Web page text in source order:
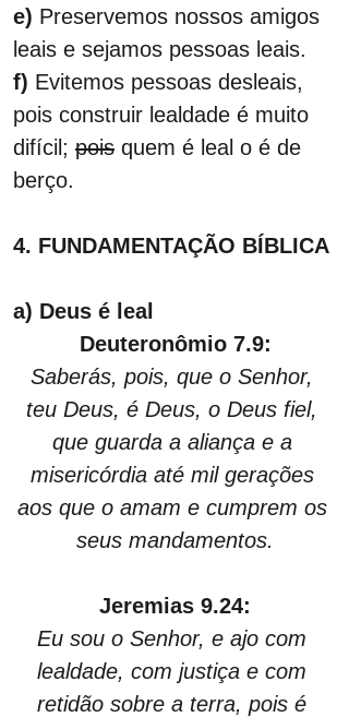
e) Preservemos nossos amigos
leais e sejamos pessoas leais.
f) Evitemos pessoas desleais,
pois construir lealdade é muito
difícil; pois quem é leal o é de
berço.
4. FUNDAMENTAÇÃO BÍBLICA
a) Deus é leal
Deuteronômio 7.9:
Saberás, pois, que o Senhor,
teu Deus, é Deus, o Deus fiel,
que guarda a aliança e a
misericórdia até mil gerações
aos que o amam e cumprem os
seus mandamentos.
Jeremias 9.24:
Eu sou o Senhor, e ajo com
lealdade, com justiça e com
retidão sobre a terra, pois é